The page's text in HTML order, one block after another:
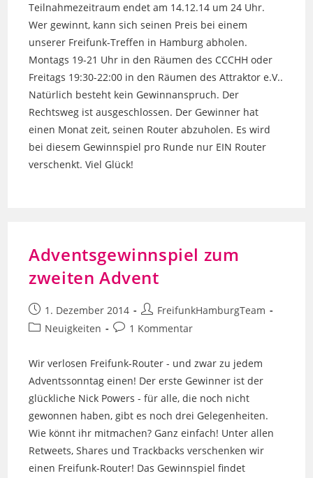
Teilnahmezeitraum endet am 14.12.14 um 24 Uhr.
Wer gewinnt, kann sich seinen Preis bei einem
unserer Freifunk-Treffen in Hamburg abholen.
Montags 19-21 Uhr in den Räumen des CCCHH oder
Freitags 19:30-22:00 in den Räumen des Attraktor e.V..
Natürlich besteht kein Gewinnanspruch. Der
Rechtsweg ist ausgeschlossen. Der Gewinner hat
einen Monat zeit, seinen Router abzuholen. Es wird
bei diesem Gewinnspiel pro Runde nur EIN Router
verschenkt. Viel Glück!
Adventsgewinnspiel zum
zweiten Advent
Beitrag
veröffentlicht:
1. Dezember 2014
Beitrags-
Autor:
FreifunkHamburgTeam
Beitrags-
Neuigkeiten
Beitrags-
1 Kommentar
Wir verlosen Freifunk-Router - und zwar zu jedem
Adventssonntag einen! Der erste Gewinner ist der
glückliche Nick Powers - für alle, die noch nicht
gewonnen haben, gibt es noch drei Gelegenheiten.
Wie könnt ihr mitmachen? Ganz einfach! Unter allen
Retweets, Shares und Trackbacks verschenken wir
einen Freifunk-Router! Das Gewinnspiel findet